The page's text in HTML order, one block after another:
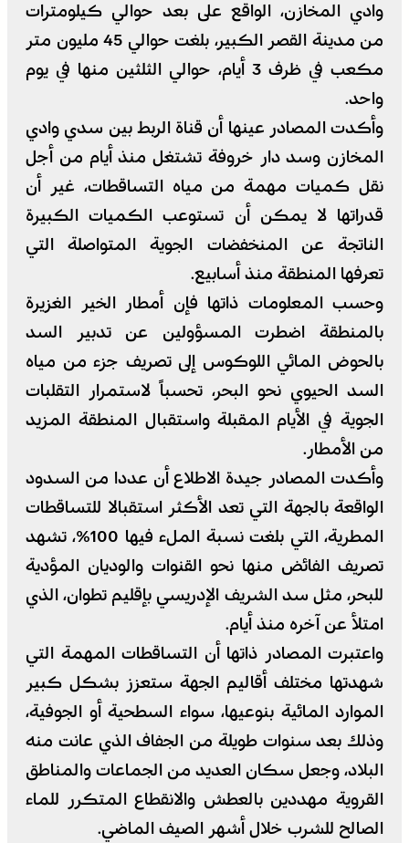
وادي المخازن، الواقع على بعد حوالي كيلومترات
من مدينة القصر الكبير، بلغت حوالي 45 مليون متر
مكعب في ظرف 3 أيام، حوالي الثلثين منها في يوم
واحد.
وأكدت المصادر عينها أن قناة الربط بين سدي وادي
المخازن وسد دار خروفة تشتغل منذ أيام من أجل
نقل كميات مهمة من مياه التساقطات، غير أن
قدراتها لا يمكن أن تستوعب الكميات الكبيرة
الناتجة عن المنخفضات الجوية المتواصلة التي
تعرفها المنطقة منذ أسابيع.
وحسب المعلومات ذاتها فإن أمطار الخير الغزيرة
بالمنطقة اضطرت المسؤولين عن تدبير السد
بالحوض المائي اللوكوس إلى تصريف جزء من مياه
السد الحيوي نحو البحر، تحسباً لاستمرار التقلبات
الجوية في الأيام المقبلة واستقبال المنطقة المزيد
من الأمطار.
وأكدت المصادر جيدة الاطلاع أن عددا من السدود
الواقعة بالجهة التي تعد الأكثر استقبالا للتساقطات
المطرية، التي بلغت نسبة الملء فيها 100%، تشهد
تصريف الفائض منها نحو القنوات والوديان المؤدية
للبحر، مثل سد الشريف الإدريسي بإقليم تطوان، الذي
امتلأ عن آخره منذ أيام.
واعتبرت المصادر ذاتها أن التساقطات المهمة التي
شهدتها مختلف أقاليم الجهة ستعزز بشكل كبير
الموارد المائية بنوعيها، سواء السطحية أو الجوفية،
وذلك بعد سنوات طويلة من الجفاف الذي عانت منه
البلاد، وجعل سكان العديد من الجماعات والمناطق
القروية مهددين بالعطش والانقطاع المتكرر للماء
الصالح للشرب خلال أشهر الصيف الماضي.